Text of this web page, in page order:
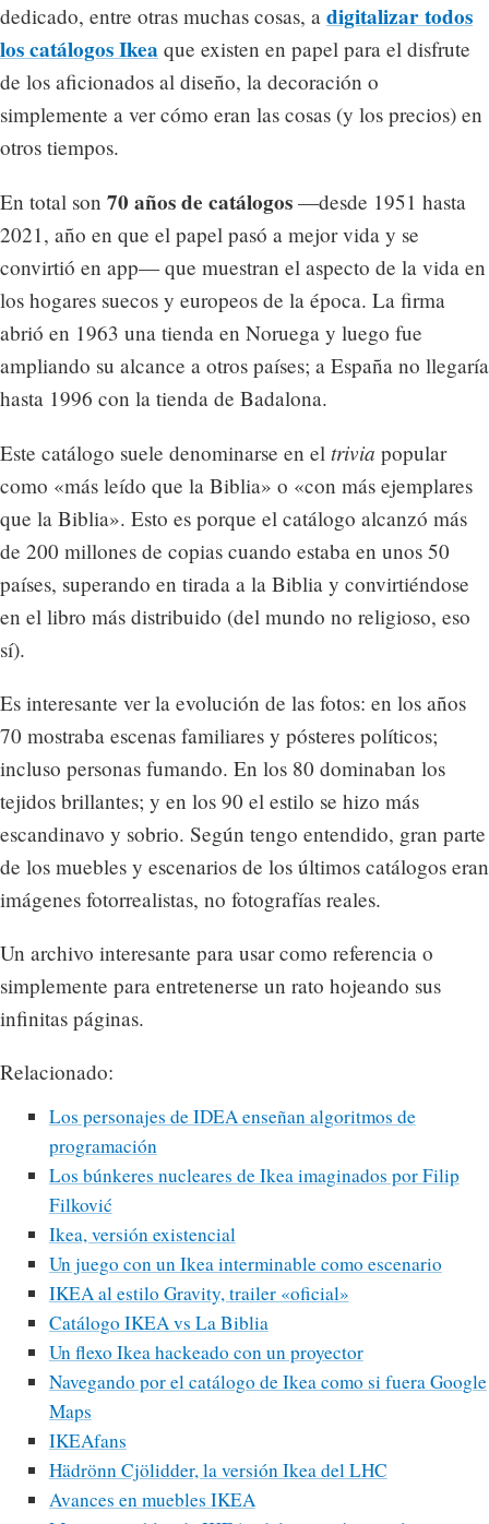
dedicado, entre otras muchas cosas, a digitalizar todos
los catálogos Ikea que existen en papel para el disfrute
de los aficionados al diseño, la decoración o
simplemente a ver cómo eran las cosas (y los precios) en
otros tiempos.
En total son 70 años de catálogos —desde 1951 hasta
2021, año en que el papel pasó a mejor vida y se
convirtió en app— que muestran el aspecto de la vida en
los hogares suecos y europeos de la época. La firma
abrió en 1963 una tienda en Noruega y luego fue
ampliando su alcance a otros países; a España no llegaría
hasta 1996 con la tienda de Badalona.
Este catálogo suele denominarse en el trivia popular
como «más leído que la Biblia» o «con más ejemplares
que la Biblia». Esto es porque el catálogo alcanzó más
de 200 millones de copias cuando estaba en unos 50
países, superando en tirada a la Biblia y convirtiéndose
en el libro más distribuido (del mundo no religioso, eso
sí).
Es interesante ver la evolución de las fotos: en los años
70 mostraba escenas familiares y pósteres políticos;
incluso personas fumando. En los 80 dominaban los
tejidos brillantes; y en los 90 el estilo se hizo más
escandinavo y sobrio. Según tengo entendido, gran parte
de los muebles y escenarios de los últimos catálogos eran
imágenes fotorrealistas, no fotografías reales.
Un archivo interesante para usar como referencia o
simplemente para entretenerse un rato hojeando sus
infinitas páginas.
Relacionado:
Los personajes de IDEA enseñan algoritmos de
programación
Los búnkeres nucleares de Ikea imaginados por Filip
Filković
Ikea, versión existencial
Un juego con un Ikea interminable como escenario
IKEA al estilo Gravity, trailer «oficial»
Catálogo IKEA vs La Biblia
Un flexo Ikea hackeado con un proyector
Navegando por el catálogo de Ikea como si fuera Google
Maps
IKEAfans
Hädrönn Cjölidder, la versión Ikea del LHC
Avances en muebles IKEA